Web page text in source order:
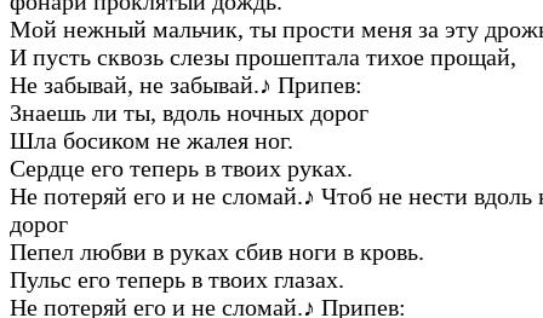
Мой нежный мальчик, ты прости меня за эту
И пусть сквозь слезы прошептала тихое прощай,
Не забывай, не забывай.♪ Припев:
Знаешь ли ты, вдоль ночных дорог
Шла босиком не жалея ног.
Сердце его теперь в твоих руках.
Не потеряй его и не сломай.♪ Чтоб не нести вдоль
дорог
Пепел любви в руках сбив ноги в кровь.
Пульс его теперь в твоих глазах.
Не потеряй его и не сломай.♪ Припев: